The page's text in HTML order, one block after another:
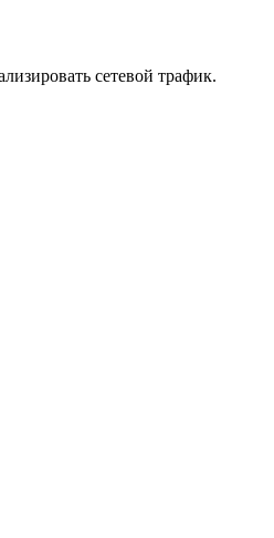
сетевой трафик.